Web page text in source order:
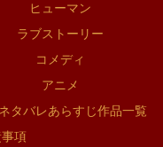
ヒューマン
ラブストーリー
コメディ
アニメ
タバレあらすじ作品一覧
項